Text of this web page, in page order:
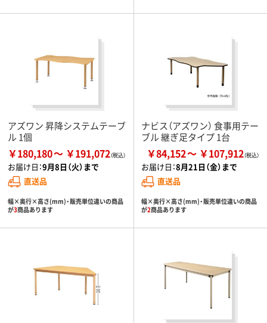
アズワン 昇降システムテーブ
ル 1個
￥180,180 ￥191,072
お届け日：9月8日（火）まで
直送品
幅×奥行×高さ(mm)・販売単位違いの商品
が3商品あります
ナビス（アズワン） 食事用テー
ブル 継ぎ足タイプ 1台
￥84,152 ￥107,912
お届け日：8月21日（金）まで
直送品
幅×奥行×高さ(mm)・販売単位違いの商品
が2商品あります